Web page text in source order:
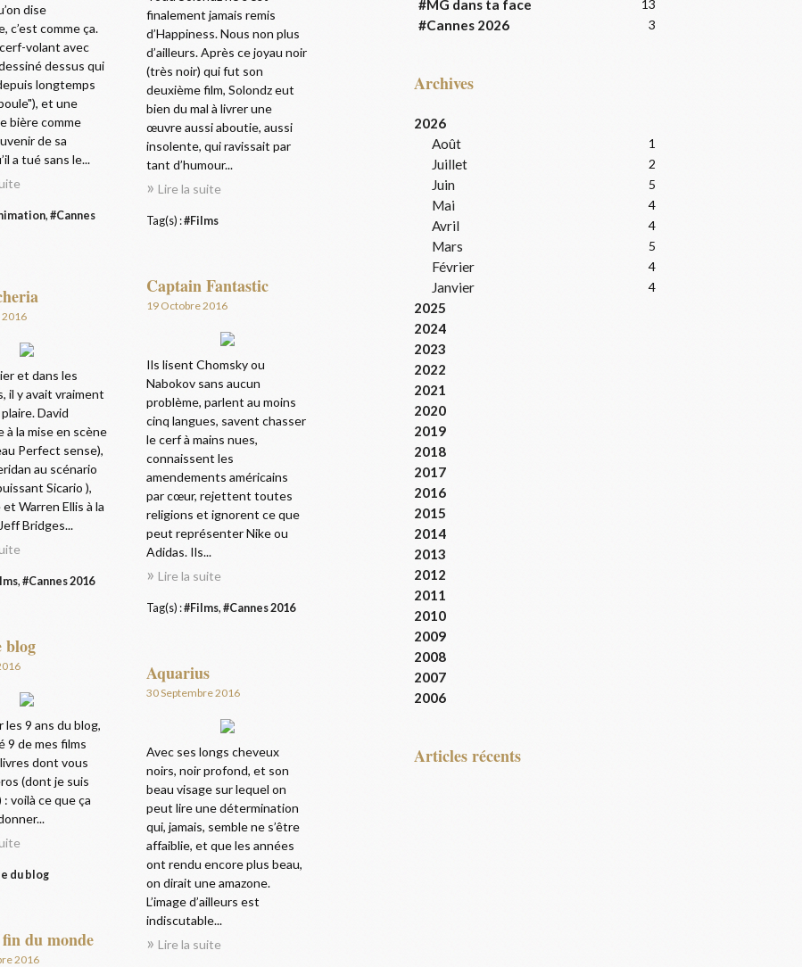
dise
c’est comme ça.
volant avec
dessus qui
longtemps
et une
bière comme
de sa
a tué sans le...
, #Cannes
finalement jamais remis
d’Happiness. Nous non plus
d’ailleurs. Après ce joyau noir
(très noir) qui fut son
deuxième film, Solondz eut
bien du mal à livrer une
œuvre aussi aboutie, aussi
insolente, qui ravissait par
tant d’humour...
Lire la suite
Tag(s) :#Films
Captain Fantastic
19 Octobre 2016
Ils lisent Chomsky ou
Nabokov sans aucun
problème, parlent au moins
cinq langues, savent chasser
le cerf à mains nues,
connaissent les
amendements américains
par cœur, rejettent toutes
religions et ignorent ce que
peut représenter Nike ou
Adidas. Ils...
Lire la suite
Tag(s) :#Films, #Cannes 2016
2016
et dans les
il y avait vraiment
David
à la mise en scène
Perfect sense),
au scénario
Sicario ),
Warren Ellis à la
Bridges...
, #Cannes 2016
blog
les 9 ans du blog,
9 de mes films
dont vous
(dont je suis
voilà ce que ça
du blog
Aquarius
30 Septembre 2016
Avec ses longs cheveux
noirs, noir profond, et son
beau visage sur lequel on
peut lire une détermination
qui, jamais, semble ne s’être
affaiblie, et que les années
ont rendu encore plus beau,
on dirait une amazone.
L’image d’ailleurs est
indiscutable...
Lire la suite
du monde
2016
#MG dans ta face 13
#Cannes 2026 3
Archives
2026
Août
1
Juillet 2
Juin 5
Mai 4
Avril 4
Mars 5
Février 4
Janvier 4
2025
2024
2023
2022
2021
2020
2019
2018
2017
2016
2015
2014
2013
2012
2011
2010
2009
2008
2007
2006
articles récents